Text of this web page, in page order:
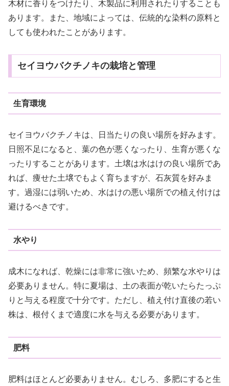
木材に香りをつけたり、木製品に利用されたりすることも
あります。また、地域によっては、伝統的な染料の原料と
しても使われたことがあります。
セイヨウバクチノキの栽培と管理
生育環境
セイヨウバクチノキは、日当たりの良い場所を好みます。
日照不足になると、葉の色が悪くなったり、生育が悪くな
ったりすることがあります。土壌は水はけの良い場所であ
れば、痩せた土壌でもよく育ちますが、石灰質を好みま
す。過湿には弱いため、水はけの悪い場所での植え付けは
避けるべきです。
水やり
成木になれば、乾燥には非常に強いため、頻繁な水やりは
必要ありません。特に夏場は、土の表面が乾いたらたっぷ
りと与える程度で十分です。ただし、植え付け直後の若い
株は、根付くまで適度に水を与える必要があります。
肥料
肥料はほとんど必要ありません。むしろ、多肥にすると生